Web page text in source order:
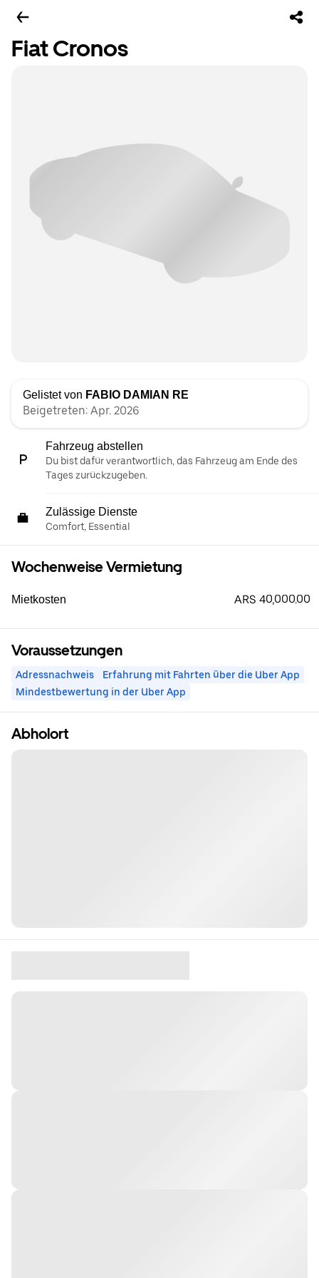
Fiat Cronos
Gelistet von FABIO DAMIAN RE
Beigetreten: Apr. 2026
Fahrzeug abstellen
Du bist dafür verantwortlich, das Fahrzeug am Ende des
Tages zurückzugeben.
Zulässige Dienste
Comfort, Essential
Wochenweise Vermietung
Mietkosten ARS 40,000.00
Voraussetzungen
Adressnachweis
Erfahrung mit Fahrten über die Uber App
Mindestbewertung in der Uber App
Abholort